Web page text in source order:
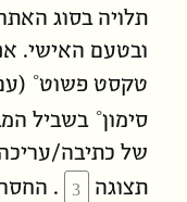
תלויה בסוג
ובטעם האישי.
טקסט פשוט
סימון בשביל
של כתיבה/
תצוגה
.